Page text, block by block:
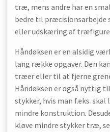
træ, mens andre har en
bedre til præcisionsarbejde
eller udskæring af
Håndøksen er en alsidig
lang række opgaver. Den
træer eller til at fjerne
Håndøksen er også nyttig
stykker, hvis man f.eks. skal
mindre konstruktion.
kløve mindre stykker træ,